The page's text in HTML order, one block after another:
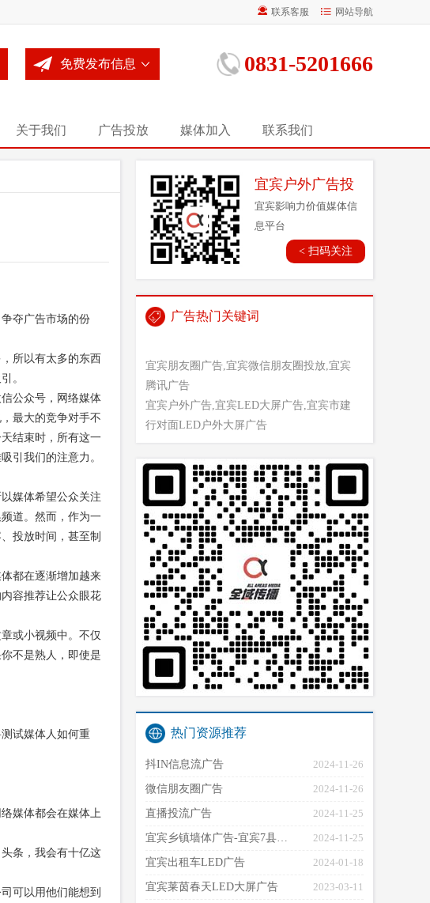
联系客服 网站导航
免费发布信息 0831-5201666
关于我们 广告投放 媒体加入 联系我们
夺广告市场的份
所以有太多的东西
。
公众号，网络媒体
最大的竞争对手不
结束时，所有这一
引我们的注意力。
媒体希望公众关注
道。然而，作为一
投放时间，甚至制
都在逐渐增加越来
容推荐让公众眼花
或小视频中。不仅
不是熟人，即使是
试媒体人如何重
媒体都会在媒体上
条 ，我会有十亿这
可以用他们能想到
宜宾户外广告投
放营销平台_多种
广告形式，全域
传播_线上线下结
宜宾影响力价值媒体信
息平台
< 扫码关注
广告热门关键词
宜宾朋友圈广告,宜宾微信朋友圈投放,宜宾
腾讯广告
宜宾户外广告,宜宾LED大屏广告,宜宾市建
行对面LED户外大屏广告
热门资源推荐
抖IN信息流广告 2024-11-26
微信朋友圈广告 2024-11-26
直播投流广告 2024-11-25
宜宾乡镇墙体广告-宜宾7县… 2024-11-25
宜宾出租车LED广告 2024-01-18
宜宾莱茵春天LED大屏广告 2023-03-11